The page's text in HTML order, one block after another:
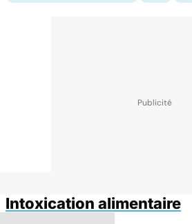
Intoxication alimentaire